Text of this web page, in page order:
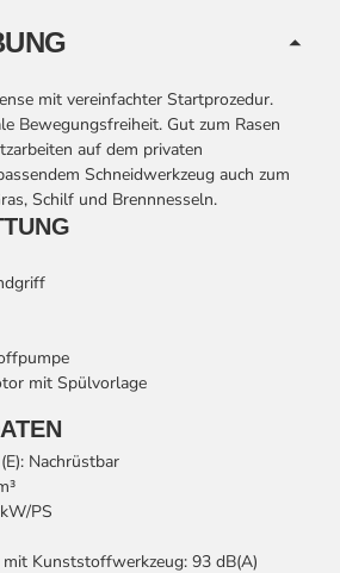
mit vereinfachter Startprozedur.
Bewegungsfreiheit. Gut zum Rasen
auf dem privaten
Schneidwerkzeug auch zum
Schilf und Brennnesseln.
mit Spülvorlage
Nachrüstbar
PS
Kunststoffwerkzeug: 93 dB(A)